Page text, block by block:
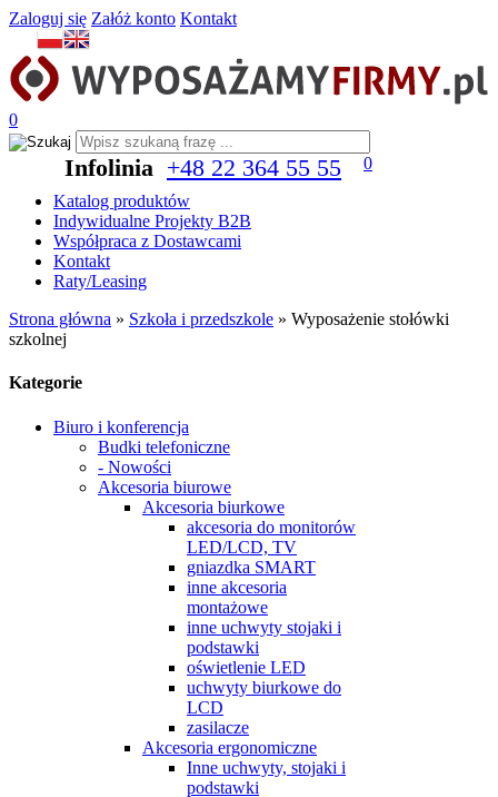
Zaloguj się Załóż konto Kontakt
0
Infolinia +48 22 364 55 55
0
Katalog produktów
Indywidualne Projekty B2B
Współpraca z Dostawcami
Kontakt
Raty/Leasing
Strona główna » Szkoła i przedszkole » Wyposażenie stołówki
szkolnej
Kategorie
Biuro i konferencja
Budki telefoniczne
- Nowości
Akcesoria biurowe
Akcesoria biurkowe
akcesoria do monitorów
LED/LCD, TV
gniazdka SMART
inne akcesoria
montażowe
inne uchwyty stojaki i
podstawki
oświetlenie LED
uchwyty biurkowe do
LCD
zasilacze
Akcesoria ergonomiczne
Inne uchwyty, stojaki i
podstawki